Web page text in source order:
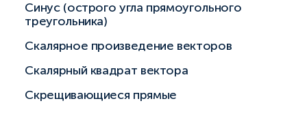
Синус (острого угла прямоугольного
треугольника)
Скалярное произведение векторов
Скалярный квадрат вектора
Скрещивающиеся прямые